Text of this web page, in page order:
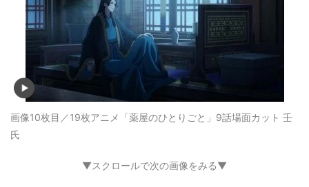
画像10枚目／19枚アニメ「薬屋のひとりごと」9話場面カット 壬
氏
▼スクロールで次の画像をみる▼